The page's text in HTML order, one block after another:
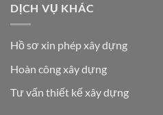
DỊCH VỤ KHÁC
Hồ sơ xin phép xây dựng
Hoàn công xây dựng
Tư vấn thiết kế xây dựng